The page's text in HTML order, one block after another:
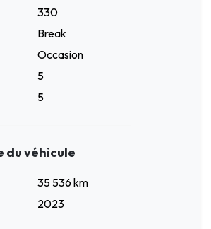
330
Break
Occasion
5
5
du véhicule
35 536 km
2023